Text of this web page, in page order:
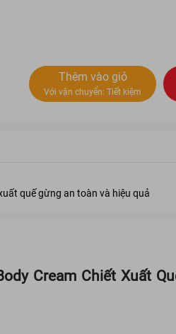
Thêm vào giỏ
Với vận chuyển:Tiết kiệm
quế gừng an toàn và hiệu quả
Cream Chiết Xuất